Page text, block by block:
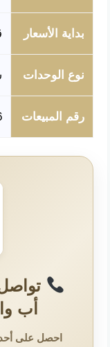
بداية الأسعار
نوع الوحدات
رقم المبيعات
أب
احصل على